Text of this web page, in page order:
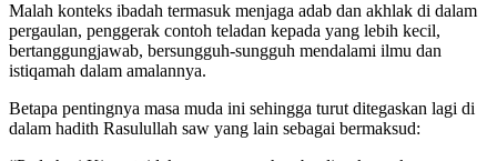
Malah konteks ibadah termasuk menjaga adab dan akhlak di dalam
pergaulan, penggerak contoh teladan kepada yang lebih kecil,
bertanggungjawab, bersungguh-sungguh mendalami ilmu dan
istiqamah dalam amalannya.
Betapa pentingnya masa muda ini sehingga turut ditegaskan lagi di
dalam hadith Rasulullah saw yang lain sebagai bermaksud: